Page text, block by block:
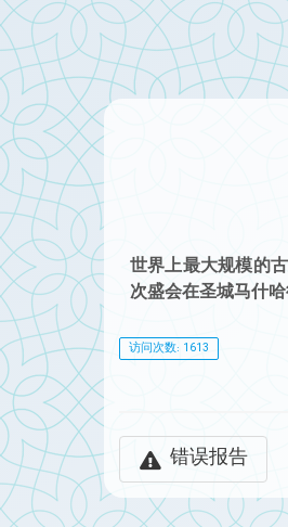
世界上最大规模的
次盛会在圣城马什
访问次数: 1613
错误报告